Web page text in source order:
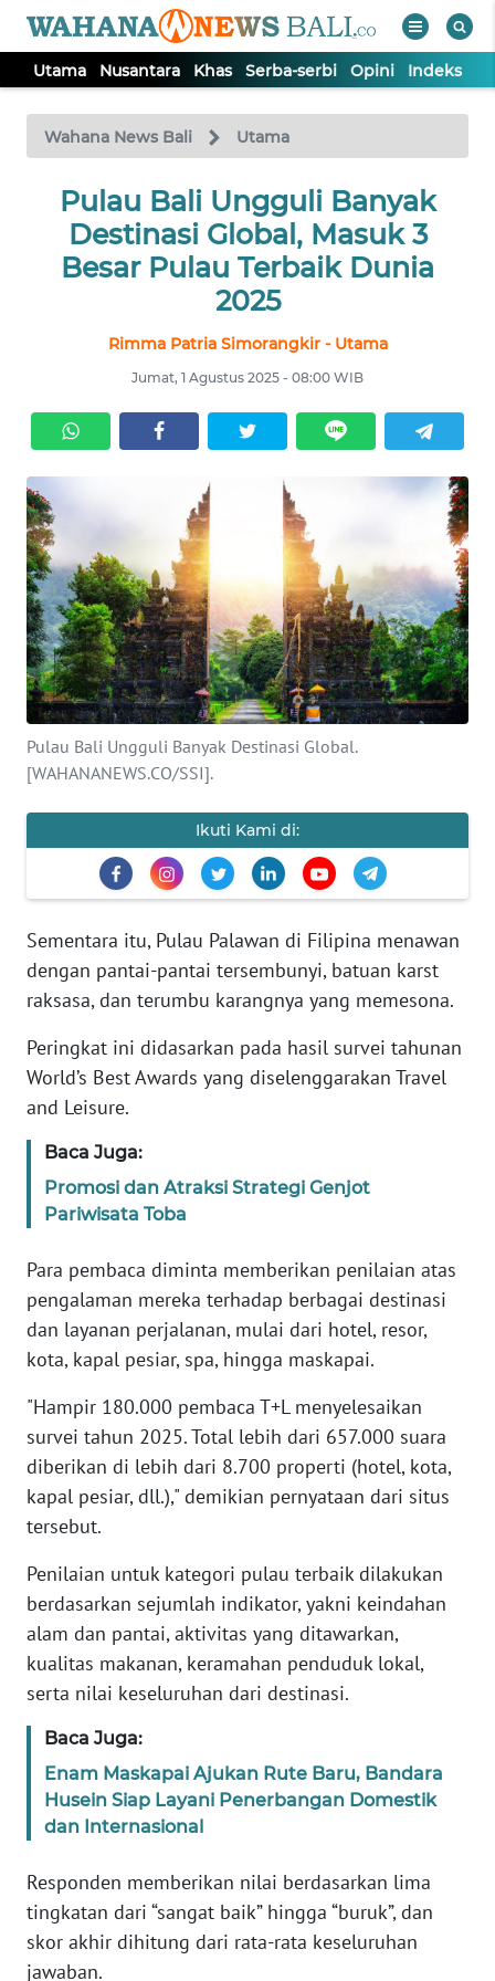
Utama Nusantara Khas Serba-serbi Opini Indeks
Wahana News Bali Utama
Pulau Bali Ungguli Banyak
Destinasi Global, Masuk 3
Besar Pulau Terbaik Dunia
2025
Rimma Patria Simorangkir - Utama
Jumat, 1 Agustus 2025 - 08:00 WIB
Pulau Bali Ungguli Banyak Destinasi Global.
[WAHANANEWS.CO/SSI].
Ikuti Kami di:
Sementara itu, Pulau Palawan di Filipina menawan
dengan pantai-pantai tersembunyi, batuan karst
raksasa, dan terumbu karangnya yang memesona.
Peringkat ini didasarkan pada hasil survei tahunan
World’s Best Awards yang diselenggarakan Travel
and Leisure.
Baca Juga:
Promosi dan Atraksi Strategi Genjot
Pariwisata Toba
Para pembaca diminta memberikan penilaian atas
pengalaman mereka terhadap berbagai destinasi
dan layanan perjalanan, mulai dari hotel, resor,
kota, kapal pesiar, spa, hingga maskapai.
"Hampir 180.000 pembaca T+L menyelesaikan
survei tahun 2025. Total lebih dari 657.000 suara
diberikan di lebih dari 8.700 properti (hotel, kota,
kapal pesiar, dll.)," demikian pernyataan dari situs
tersebut.
Penilaian untuk kategori pulau terbaik dilakukan
berdasarkan sejumlah indikator, yakni keindahan
alam dan pantai, aktivitas yang ditawarkan,
kualitas makanan, keramahan penduduk lokal,
serta nilai keseluruhan dari destinasi.
Baca Juga:
Enam Maskapai Ajukan Rute Baru, Bandara
Husein Siap Layani Penerbangan Domestik
dan Internasional
Responden memberikan nilai berdasarkan lima
tingkatan dari “sangat baik” hingga “buruk”, dan
skor akhir dihitung dari rata-rata keseluruhan
jawaban.
TV
Tutup
UTAMA
NUSANTARA
SERBI
Informasi
INDEKS
BERITA
KONTAK
KAMI
INFO
IKLAN
KAMI
PEDOMAN
SIBER
REDAKSI
KARIR
Wahana
Regional
WN
SUMUT
WN
WN
JABAR
WN
WN
NTT
WN
WN
PAPUA
PAPUA
BARAT
WN